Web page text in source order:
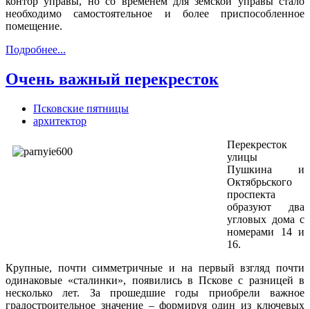
необходимо самостоятельное и более приспособленное
помещение.
Подробнее...
Очень важный перекресток
Псковские пятницы
архитектор
Перекресток
улицы
Пушкина и
Октябрьского
проспекта
образуют два
угловых дома с
номерами 14 и
16.
Крупные, почти симметричные и на первый взгляд почти
одинаковые «сталинки», появились в Пскове с разницей в
несколько лет. За прошедшие годы приобрели важное
градостроительное значение – формируя один из ключевых